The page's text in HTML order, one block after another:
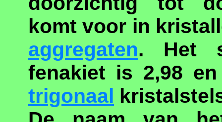
komt voor in
aggregaten. Het
fenakiet is 2,98
trigonaal